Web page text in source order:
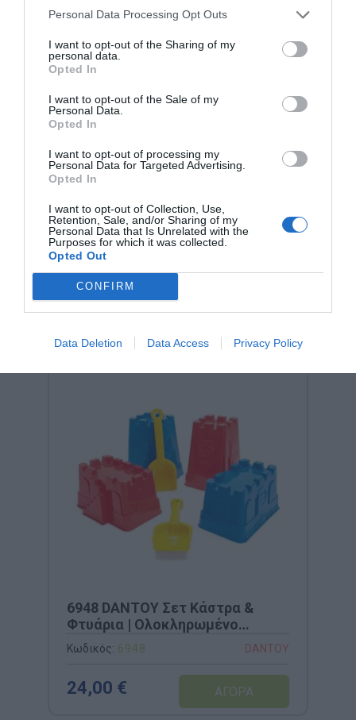
Personal Data Processing Opt Outs
I want to opt-out of the Sharing of my
personal data.
Opted In
I want to opt-out of the Sale of my
Personal Data.
Opted In
I want to opt-out of processing my
Personal Data for Targeted Advertising.
Opted In
I want to opt-out of Collection, Use,
Retention, Sale, and/or Sharing of my
Personal Data that Is Unrelated with the
Purposes for which it was collected.
Opted Out
CONFIRM
Data Deletion Data Access Privacy Policy
καθοριστικός παράγοντας για την εξέλιξη των
επαγγελματία και τον γονέα, τα παιχνίδια Dantoy
αντιπροσωπεύουν τον τέλειο συνδυασμό
δημιουργικότητας και φυσικής ανάπτυξης
παιδιών.
Σχετικά προϊόντα
6948 DANTOY Σετ Κάστρα &
Φτυάρια | Ολοκληρωμένο
Σύστημα Οχύρωσης 6 Τεμαχίων
για την Άμμο & την Παραλία
Κωδικός: 6948 DANTOY
24,00 €